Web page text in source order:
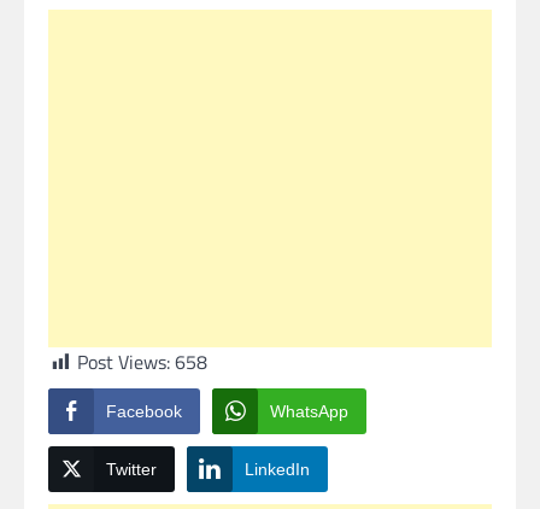
Post Views:658
Facebook WhatsApp
Twitter LinkedIn